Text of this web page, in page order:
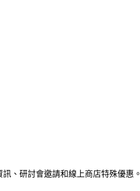
、研討會邀請和線上商店特殊優惠。